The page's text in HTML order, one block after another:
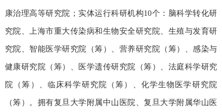
康治理高等研究院 ；实体运行科研机构10个： 脑科学转化研
究院、上海市重大传染病和生物安全研究院、生殖与发育研
究院、智能医学研究院（筹）、营养研究院（筹）、感染与
健康研究院（筹）、医学遗传研究院（筹）、法庭科学研究
院（筹）、临床科学研究院（筹）、化学生物医学研究院
（筹）。 拥有复旦大学附属中山医院、复旦大学附属华山医